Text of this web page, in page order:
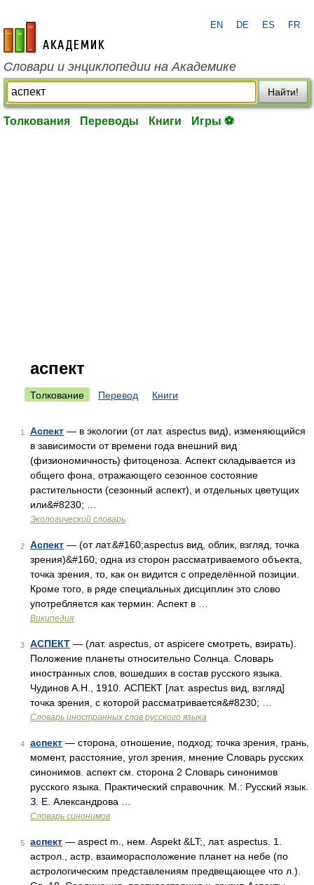
academic.ru
EN DE ES FR
Словари и энциклопедии на Академике
Найти!
Толкования Переводы Книги Игры ⚽
аспект
Толкование Перевод Книги
1 Аспект — в экологии (от лат. aspectus вид), изменяющийся
в зависимости от времени года внешний вид
(физиономичность) фитоценоза. Аспект складывается из
общего фона, отражающего сезонное состояние
растительности (сезонный аспект), и отдельных цветущих
или&#8230; …
Экологический словарь
2 Аспект — (от лат.&#160;aspectus вид, облик, взгляд, точка
зрения)&#160; одна из сторон рассматриваемого объекта,
точка зрения, то, как он видится с определённой позиции.
Кроме того, в ряде специальных дисциплин это слово
употребляется как термин: Аспект в …
Википедия
3 АСПЕКТ — (лат. aspectus, от aspicere смотреть, взирать).
Положение планеты относительно Солнца. Словарь
иностранных слов, вошедших в состав русского языка.
Чудинов А.Н., 1910. АСПЕКТ [лат. aspectus вид, взгляд]
точка зрения, с которой рассматривается&#8230; …
Словарь иностранных слов русского языка
4 аспект — сторона, отношение, подход; точка зрения, грань,
момент, расстояние, угол зрения, мнение Словарь русских
синонимов. аспект см. сторона 2 Словарь синонимов
русского языка. Практический справочник. М.: Русский язык.
З. Е. Александрова …
Словарь синонимов
5 аспект — aspect m., нем. Aspekt &LT;, лат. aspectus. 1.
астрол., астр. взаиморасположение планет на небе (по
астрологическим представлениям предвещающее что л.).